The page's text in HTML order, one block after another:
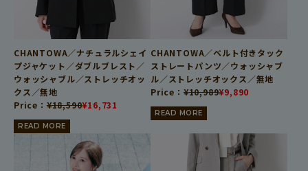
CHANTOWA／ナチュラルシェイ
プジャケット／ダブルブレスト／
ウォッシャブル／ストレッチオッ
クス／無地
Price：¥18,590¥16,731
READ MORE
CHANTOWA／ベルト付きタック
ストレートパンツ／ウォッシャブ
ル／ストレッチオックス／無地
Price：¥10,989¥9,890
READ MORE